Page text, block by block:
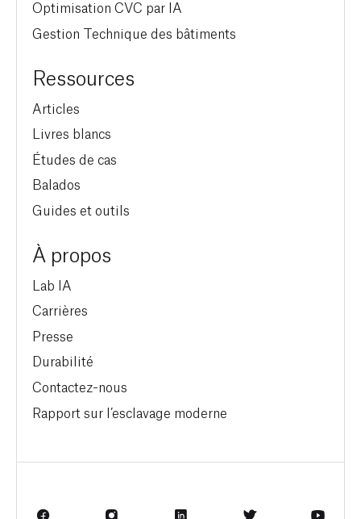
Optimisation CVC par IA
Gestion Technique des bâtiments
Ressources
Articles
Livres blancs
Études de cas
Balados
Guides et outils
À propos
Lab IA
Carrières
Presse
Durabilité
Contactez-nous
Rapport sur l’esclavage moderne